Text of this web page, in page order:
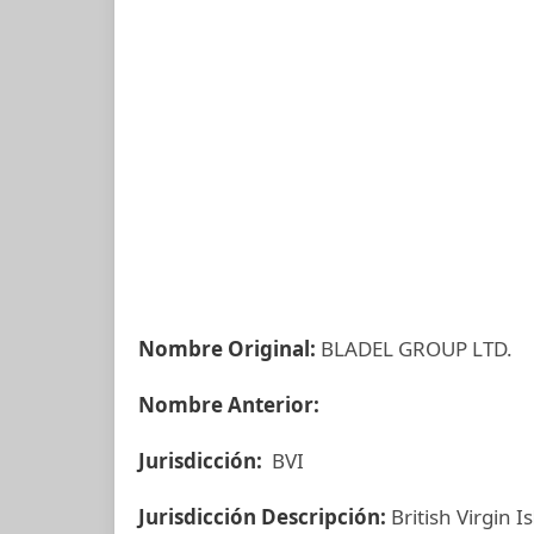
Nombre Original: BLADEL GROUP LTD.
Nombre Anterior:
Jurisdicción: BVI
Jurisdicción Descripción: British Virgin